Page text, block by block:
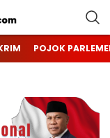
POJOK